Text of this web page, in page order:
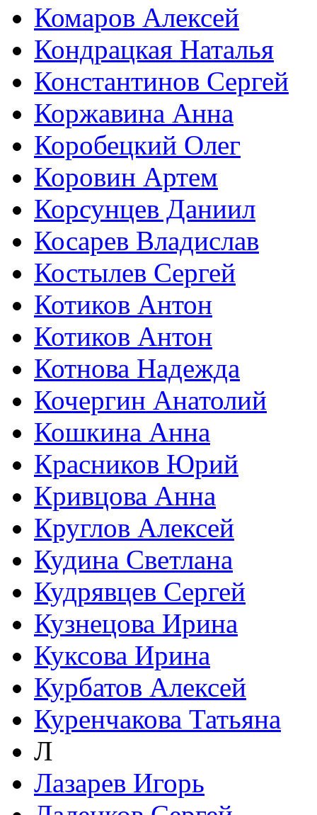
Комаров Алексей
Кондрацкая Наталья
Константинов Сергей
Коржавина Анна
Коробецкий Олег
Коровин Артем
Корсунцев Даниил
Косарев Владислав
Костылев Сергей
Котиков Антон
Котиков Антон
Котнова Надежда
Кочергин Анатолий
Кошкина Анна
Красников Юрий
Кривцова Анна
Круглов Алексей
Кудина Светлана
Кудрявцев Сергей
Кузнецова Ирина
Куксова Ирина
Курбатов Алексей
Куренчакова Татьяна
Л
Лазарев Игорь